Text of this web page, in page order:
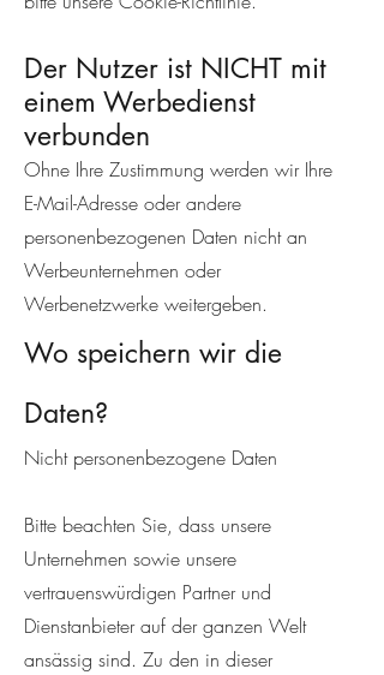
Der Nutzer ist NICHT mit
einem Werbedienst
verbunden
Ohne Ihre Zustimmung werden wir Ihre
E-Mail-Adresse oder andere
personenbezogenen Daten nicht an
Werbeunternehmen oder
Werbenetzwerke weitergeben.
Wo speichern wir die
Daten?
Nicht personenbezogene Daten
Bitte beachten Sie, dass unsere
Unternehmen sowie unsere
vertrauenswürdigen Partner und
Dienstanbieter auf der ganzen Welt
ansässig sind. Zu den in dieser